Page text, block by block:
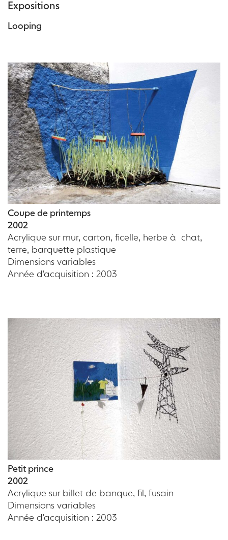
Coupe de printemps
2002
Acrylique sur mur, carton, ficelle, herbe à chat,
terre, barquette plastique
Dimensions variables
Année d'acquisition : 2003
Petit prince
2002
Acrylique sur billet de banque, fil, fusain
Dimensions variables
Année d'acquisition : 2003
Expositions
Looping